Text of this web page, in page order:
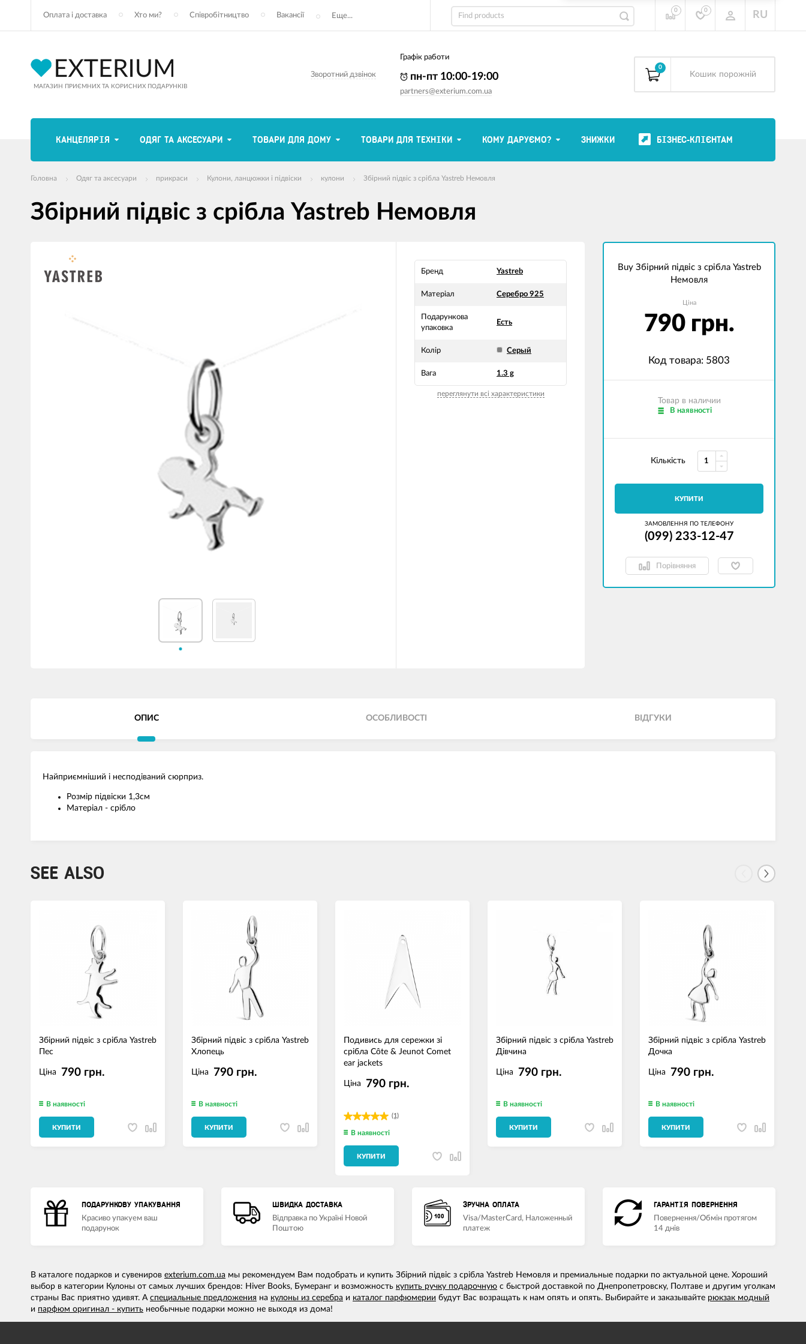
Оплата і доставка Хто ми? Співробітництво Вакансії Еще...
0 0 RU
МАГАЗИН ПРИЄМНИХ ТА КОРИСНИХ ПОДАРУНКІВ
Зворотний дзвінок
Графік работи
пн-пт 10:00-19:00
partners@exterium.com.ua
0
Kошик порожній
КАНЦЕЛЯРІЯ ОДЯГ ТА АКСЕСУАРИ ТОВАРИ ДЛЯ ДОМУ ТОВАРИ ДЛЯ ТЕХНІКИ КОМУ ДАРУЄМО? ЗНИЖКИ БІЗНЕС-КЛІЄНТАМ
Головна Одяг та аксесуари прикраси Кулони, ланцюжки і підвіски кулони Збірний підвіс з срібла Yastreb Немовля
Збірний підвіс з срібла Yastreb Немовля
Бренд Yastreb
Матеріал Серебро 925
Подарункова
упаковка
Есть
Колір Серый
Вага 1.3 g
переглянути всі характеристики
Buy Збірний підвіс з срібла Yastreb
Немовля
Ціна
790 грн.
Код товара: 5803
Товар в наличии
В наявності
Кількість
КУПИТИ
ЗАМОВЛЕННЯ ПО ТЕЛЕФОНУ
(099) 233-12-47
Порівняння
ОПИС ОСОБЛИВОСТІ ВІДГУКИ
Найприємніший і несподіваний сюрприз.
Розмір підвіски 1,3см
Матеріал - срібло
SEE ALSO
Збірний підвіс з срібла Yastreb
Пес
Ціна 790 грн.
В наявності
КУПИТИ
Збірний підвіс з срібла Yastreb
Хлопець
Ціна 790 грн.
В наявності
КУПИТИ
Подивись для сережки зі
срібла Côte & Jeunot Comet
ear jackets
(1)
Ціна 790 грн.
В наявності
КУПИТИ
Збірний підвіс з срібла Yastreb
Дівчина
Ціна 790 грн.
В наявності
КУПИТИ
Збірний підвіс з срібла Yastreb
Дочка
Ціна 790 грн.
В наявності
КУПИТИ
ПОДАРУНКОВУ УПАКУВАННЯ
Красиво упакуем ваш
подарунок
ШВИДКА ДОСТАВКА
Відправка по Україні Новой
Поштою
ЗРУЧНА ОПЛАТА
Visa/MasterCard, Наложенный
платеж
ГАРАНТІЯ ПОВЕРНЕННЯ
Повернення/Обмін протягом
14 днів
В каталоге подарков и сувениров exterium.com.ua мы рекомендуем Вам подобрать и купить Збірний підвіс з срібла Yastreb Немовля и премиальные подарки по актуальной цене. Хороший
выбор в категории Кулоны от самых лучших брендов: Hiver Books, Бумеранг и возможность купить ручку подарочную с быстрой доставкой по Днепропетровску, Полтаве и другим уголкам
страны Вас приятно удивят. А специальные предложения на кулоны из серебра и каталог парфюмерии будут Вас возращать к нам опять и опять. Выбирайте и заказывайте рюкзак модный
и парфюм оригинал - купить необычные подарки можно не выходя из дома!